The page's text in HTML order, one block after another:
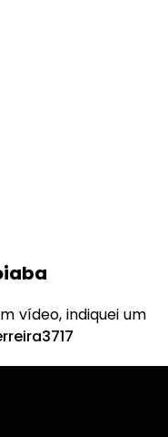
vídeo, indiquei um